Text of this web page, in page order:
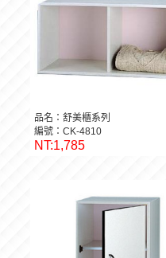
品名：舒美櫃系列
編號：CK-4810
NT:1,785